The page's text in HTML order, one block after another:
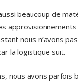
beaucoup de
nous n’avons
la logistique suit.
nous avons parfois